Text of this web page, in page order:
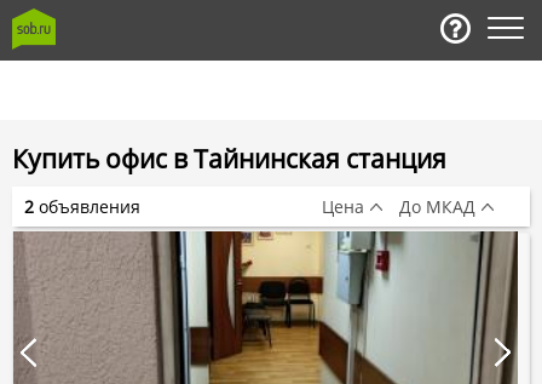
Купить офис в Тайнинская станция
2 объявления Цена До МКАД